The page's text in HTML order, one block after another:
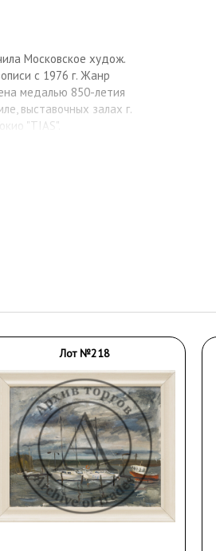
Московское худож.
с 1976 г. Жанр
медалью 850-летия
выставочных залах г.
"TIAS".
Лот №218